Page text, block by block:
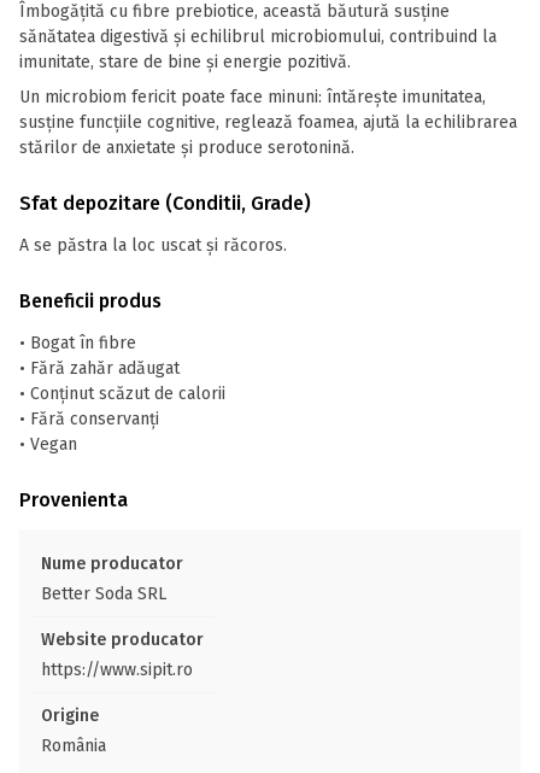
Îmbogățită cu fibre prebiotice, această băutură susține
sănătatea digestivă și echilibrul microbiomului, contribuind la
imunitate, stare de bine și energie pozitivă.
Un microbiom fericit poate face minuni: întărește imunitatea,
susține funcțiile cognitive, reglează foamea, ajută la echilibrarea
stărilor de anxietate și produce serotonină.
Sfat depozitare (Conditii, Grade)
A se păstra la loc uscat și răcoros.
Beneficii produs
• Bogat în fibre
• Fără zahăr adăugat
• Conținut scăzut de calorii
• Fără conservanți
• Vegan
Provenienta
Nume producator
Better Soda SRL
Website producator
https://www.sipit.ro
Origine
România